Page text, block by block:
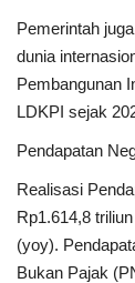
Pemerintah
dunia
Pembangunan
LDKPI sejak
Pendapatan
Realisasi
Rp1.614,8
(yoy).
Bukan Pajak